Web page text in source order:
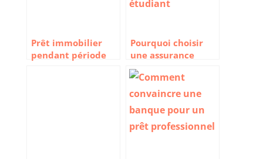
Prêt immobilier
pendant période
Pourquoi choisir
une assurance
habitation pour
étudiant ?